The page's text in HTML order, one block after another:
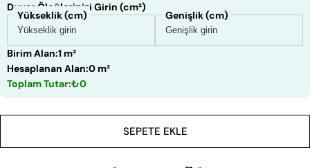
Duvar Ölçülerinizi Girin (cm²)
Yükseklik (cm) Genişlik (cm)
Birim Alan:1 m²
Hesaplanan Alan:0 m²
Toplam Tutar:₺0
SEPETE EKLE